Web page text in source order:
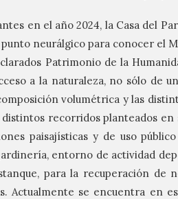
en el año 2024, la Casa del
punto neurálgico para conocer el
Patrimonio de la
a la naturaleza, no sólo de
volumétrica y las
recorridos planteados en
paisajísticas y de uso
entorno de actividad
para la recuperación de
Actualmente se encuentra en